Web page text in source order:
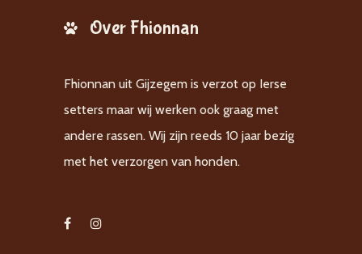
Over Fhionnan
Fhionnan uit Gijzegem is verzot op Ierse
setters maar wij werken ook graag met
andere rassen. Wij zijn reeds 10 jaar bezig
met het verzorgen van honden.